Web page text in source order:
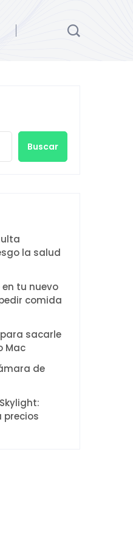
Buscar
la salud
tu nuevo
comida
sacarle
Mac
de
precios